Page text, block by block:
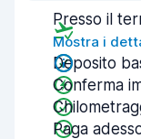
Presso il
Mostra i
Deposito
Conferma
Paga